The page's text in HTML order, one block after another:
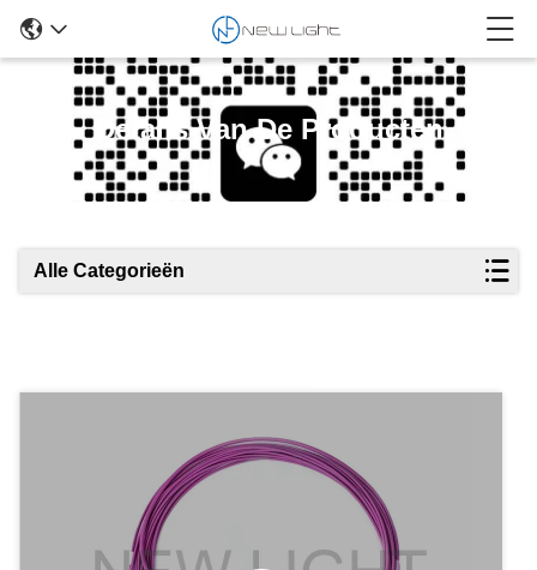
Details Van De Producten
Alle Categorieën